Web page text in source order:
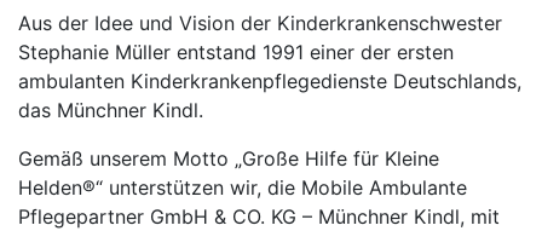
Aus der Idee und Vision der Kinderkrankenschwester
Stephanie Müller entstand 1991 einer der ersten
ambulanten Kinderkrankenpflegedienste Deutschlands,
das Münchner Kindl.
Gemäß unserem Motto „Große Hilfe für Kleine
Helden®“ unterstützen wir, die Mobile Ambulante
Pflegepartner GmbH & CO. KG – Münchner Kindl, mit